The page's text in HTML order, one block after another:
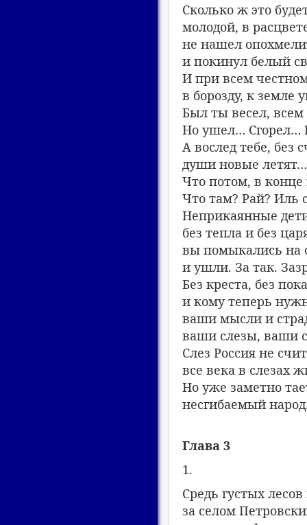
Сколько ж это
молодой, в
не нашел
и покинул белый
И при всем
в борозду, к земле
Был ты весел, всем
Но ушел… Сгорел…
А вослед тебе, без
души новые летят…
Что потом, в конце
Что там? Рай? Иль
Неприкаянные
без тепла и без
вы помыкались на
и ушли. За так.
Без креста, без
и кому теперь
ваши мысли и
ваши слезы, ваши
Слез Россия не
все века в слезах
Но уже заметно
несгибаемый
Глава 3
1.
Средь густых
за селом